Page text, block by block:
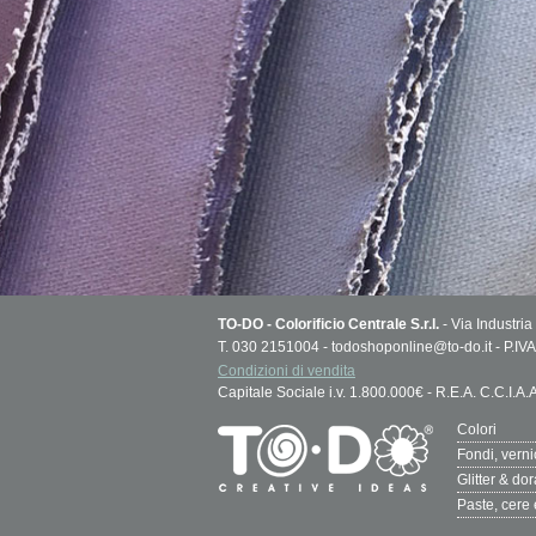
TO-DO - Colorificio Centrale S.r.l. - Via
T. 030 2151004 - todoshoponline@to-do.it -
Condizioni di vendita
Capitale Sociale i.v. 1.800.000€ - R.E.A.
Colori
Fondi,
Glitter &
Paste, cere